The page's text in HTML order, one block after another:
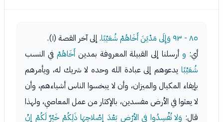
٨٥ - ٩٣ وَإِلَى مَدْيَنَ أَخَاهُمْ شُعَيْبًا. إلى آخر القصة (١).
أي: وأرسلنا إلى القبيلة المعروفة بمدينأَخَاهُمْ في النسب
شُعَيْبًا يدعوهم إلى عبادة الله وحده لا شريك له، ويأمرهم
بإيفاء المكيال والميزان، وأن لا يبخسوا الناس أشياءهم، وأن
لا يعثوا في الأرض مفسدين، بالإكثار من عمل المعاصي، ولهذا
قال: وَلا تُفْسِدُوا فِي الأرْضِ بَعْدَ إِصْلاحِهَا ذَلِكُمْ خَيْرٌ لَكُمْ إِنْ